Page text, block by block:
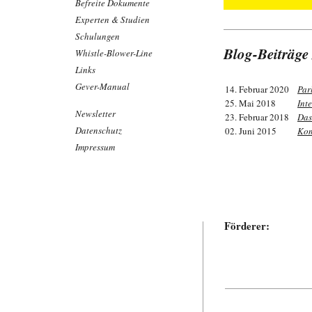
Befreite Dokumente
Experten & Studien
Schulungen
Whistle-Blower-Line
Links
Gever-Manual
Newsletter
Datenschutz
Impressum
Blog-
14. Februar 2020
25. Mai 2018
23. Februar 2018
02. Juni 2015
Förderer: